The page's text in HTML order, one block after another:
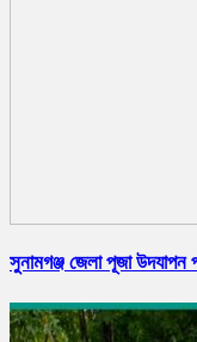
সুনামগঞ্জ জেলা পূজা উদযাপন